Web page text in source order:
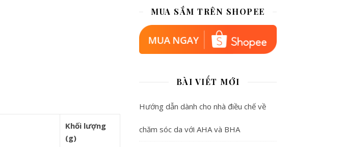
Khối lượng
(g)
MUA SẮM TRÊN SHOPEE
BÀI VIẾT MỚI
Hướng dẫn dành cho nhà điều chế về
chăm sóc da với AHA và BHA